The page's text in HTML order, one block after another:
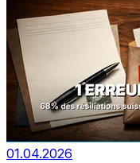
01.04.2026